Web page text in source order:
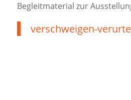
Begleitmaterial zur
verschweigen-